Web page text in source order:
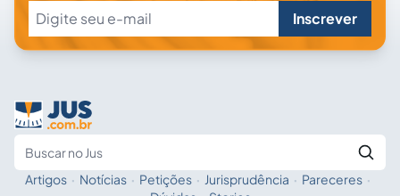
Inscrever
Artigos · Notícias · Petições · Jurisprudência · Pareceres ·